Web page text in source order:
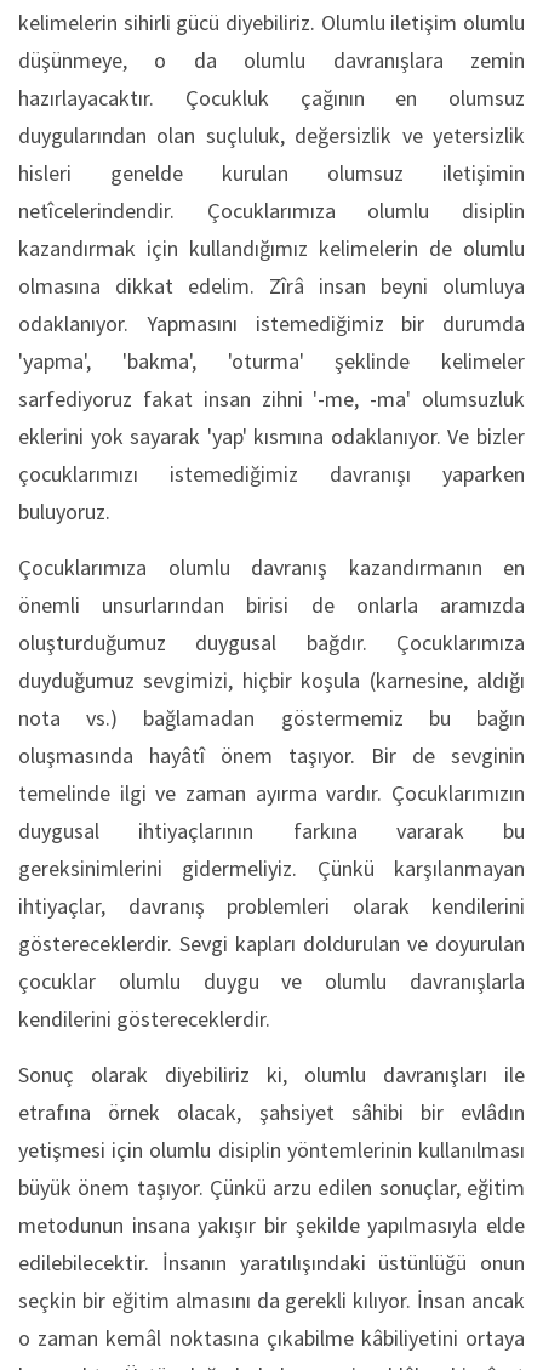
kelimelerin sihirli gücü diyebiliriz. Olumlu iletişim olumlu
düşünmeye, o da olumlu davranışlara zemin
hazırlayacaktır. Çocukluk çağının en olumsuz
duygularından olan suçluluk, değersizlik ve yetersizlik
hisleri genelde kurulan olumsuz iletişimin
netîcelerindendir. Çocuklarımıza olumlu disiplin
kazandırmak için kullandığımız kelimelerin de olumlu
olmasına dikkat edelim. Zîrâ insan beyni olumluya
odaklanıyor. Yapmasını istemediğimiz bir durumda
'yapma', 'bakma', 'oturma' şeklinde kelimeler
sarfediyoruz fakat insan zihni '-me, -ma' olumsuzluk
eklerini yok sayarak 'yap' kısmına odaklanıyor. Ve bizler
çocuklarımızı istemediğimiz davranışı yaparken
buluyoruz.
Çocuklarımıza olumlu davranış kazandırmanın en
önemli unsurlarından birisi de onlarla aramızda
oluşturduğumuz duygusal bağdır. Çocuklarımıza
duyduğumuz sevgimizi, hiçbir koşula (karnesine, aldığı
nota vs.) bağlamadan göstermemiz bu bağın
oluşmasında hayâtî önem taşıyor. Bir de sevginin
temelinde ilgi ve zaman ayırma vardır. Çocuklarımızın
duygusal ihtiyaçlarının farkına vararak bu
gereksinimlerini gidermeliyiz. Çünkü karşılanmayan
ihtiyaçlar, davranış problemleri olarak kendilerini
göstereceklerdir. Sevgi kapları doldurulan ve doyurulan
çocuklar olumlu duygu ve olumlu davranışlarla
kendilerini göstereceklerdir.
Sonuç olarak diyebiliriz ki, olumlu davranışları ile
etrafına örnek olacak, şahsiyet sâhibi bir evlâdın
yetişmesi için olumlu disiplin yöntemlerinin kullanılması
büyük önem taşıyor. Çünkü arzu edilen sonuçlar, eğitim
metodunun insana yakışır bir şekilde yapılmasıyla elde
edilebilecektir. İnsanın yaratılışındaki üstünlüğü onun
seçkin bir eğitim almasını da gerekli kılıyor. İnsan ancak
o zaman kemâl noktasına çıkabilme kâbiliyetini ortaya